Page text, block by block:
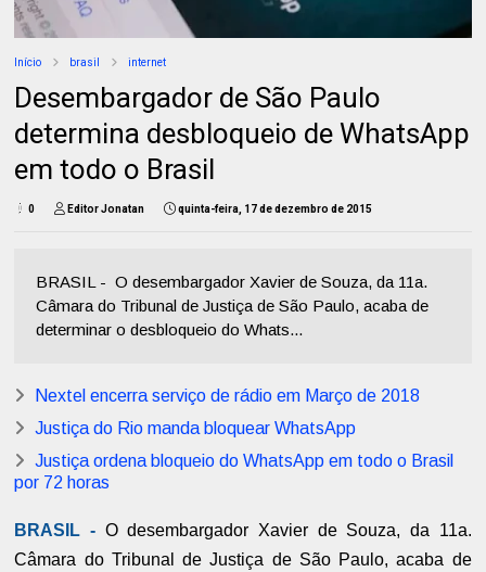
Início brasil internet
Desembargador de São Paulo
determina desbloqueio de WhatsApp
em todo o Brasil
0 Editor Jonatan quinta-feira, 17 de dezembro de 2015
BRASIL - O desembargador Xavier de Souza, da 11a.
Câmara do Tribunal de Justiça de São Paulo, acaba de
determinar o desbloqueio do Whats...
Nextel encerra serviço de rádio em Março de 2018
Justiça do Rio manda bloquear WhatsApp
Justiça ordena bloqueio do WhatsApp em todo o Brasil
por 72 horas
BRASIL - O desembargador Xavier de Souza, da 11a.
Câmara do Tribunal de Justiça de São Paulo, acaba de